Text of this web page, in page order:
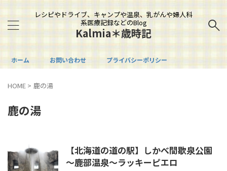
レシピやドライブ、キャンプや温泉、乳がんや婦人科
系医療記録などのBlog
Kalmia＊歳時記
ホーム お問い合わせ プライバシーポリシー
HOME > 鹿の湯
鹿の湯
【北海道の道の駅】しかべ間歇泉公園
～鹿部温泉～ラッキーピエロ